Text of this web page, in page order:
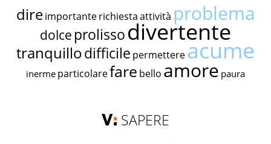
dire importante richiestaattività problema
dolce prolissodivertente
tranquillodifficile permettereacume
inerme particolarefare bello amore paura
SAPERE